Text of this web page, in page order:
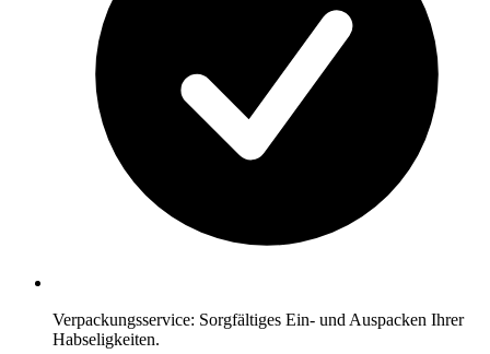
Verpackungsservice: Sorgfältiges Ein- und Auspacken Ihrer
Habseligkeiten.